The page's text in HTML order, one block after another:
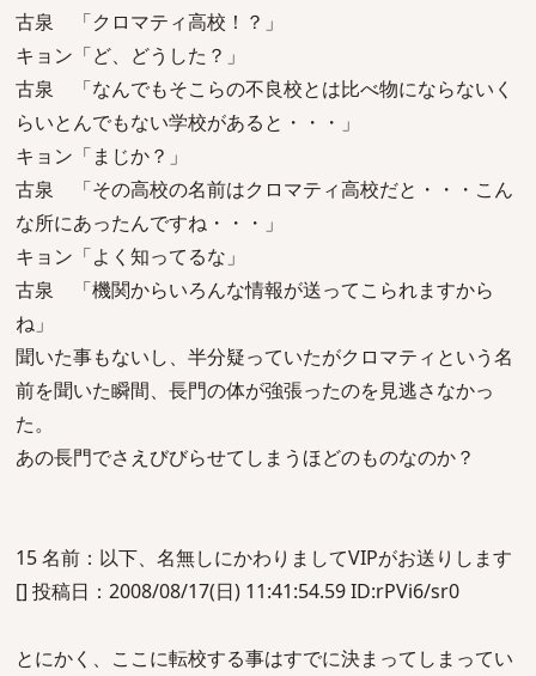
古泉 「クロマティ高校！？」
キョン「ど、どうした？」
古泉 「なんでもそこらの不良校とは比べ物にならないく
らいとんでもない学校があると・・・」
キョン「まじか？」
古泉 「その高校の名前はクロマティ高校だと・・・こん
な所にあったんですね・・・」
キョン「よく知ってるな」
古泉 「機関からいろんな情報が送ってこられますから
ね」
聞いた事もないし、半分疑っていたがクロマティという名
前を聞いた瞬間、長門の体が強張ったのを見逃さなかっ
た。
あの長門でさえびびらせてしまうほどのものなのか？
15 名前：以下、名無しにかわりましてVIPがお送りします
[] 投稿日：2008/08/17(日) 11:41:54.59 ID:rPVi6/sr0
とにかく、ここに転校する事はすでに決まってしまってい